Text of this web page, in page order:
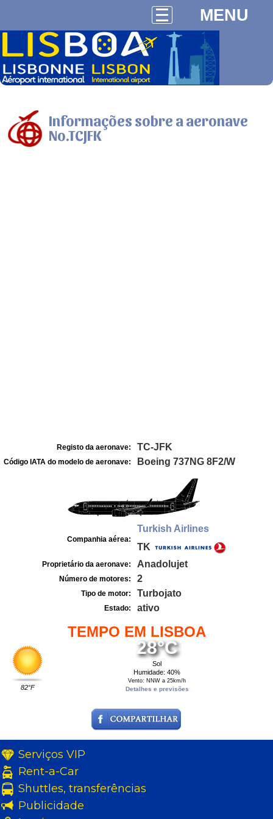
MENU
Informações sobre a aeronave
No.TCJFK
Registo da aeronave: TC-JFK
Código IATA do modelo de aeronave: Boeing 737NG 8F2/W
Companhia aérea:
Turkish Airlines
TK
Proprietário da aeronave: Anadolujet
Número de motores: 2
Tipo de motor: Turbojato
Estado: ativo
TEMPO EM LISBOA
82°F
28°C
Sol
Humidade: 40%
Vento: NNW a 25km/h
Detalhes e previsões
Serviços VIP
Rent-a-Car
Shuttles, transferências
Publicidade